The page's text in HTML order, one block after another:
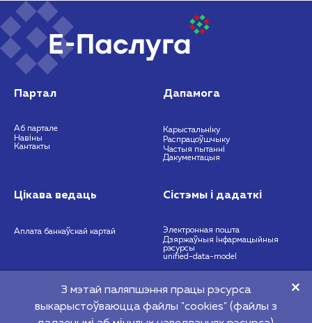
Партал
Аб партале
Навіны
Кантакты
Дапамога
Карыстальніку
Распрацоўшчыку
Частыя пытанні
Дакументацыя
Цікава ведаць
Аплата банкаўскай картай
Сістэмы і дадаткі
Электронная пошта
Дзяржаўныя інфармацыйныя
рэсурсы
unified-data-model
©2026 Рэспубліканскае унітарнае прадпрыемства "Нацыянальны цэнтр
https://nces.by
З мэтай паляпшэння працы рэсурса
выкарыстоўваюцца файлы "cookies" (файлы з